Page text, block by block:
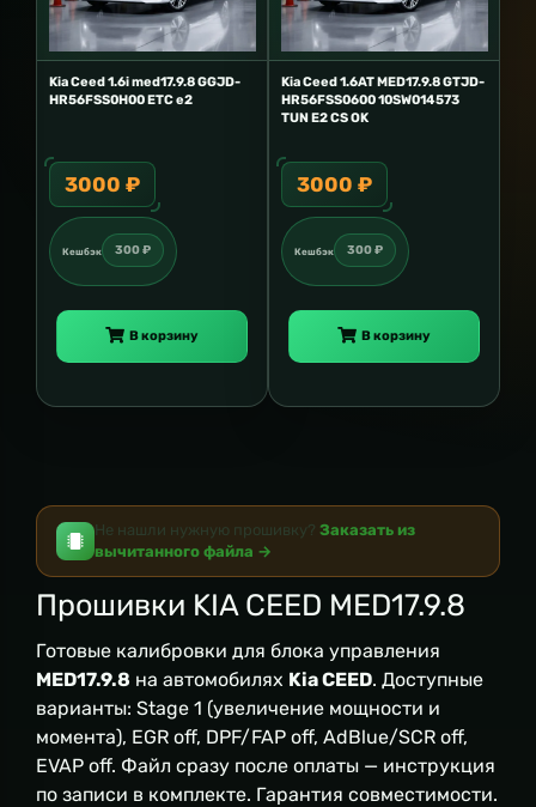
Kia Ceed 1.6i med17.9.8 GGJD-
HR56FSS0H00 ETC e2
3000 ₽
Кешбэк 300 ₽
В корзину
Kia Ceed 1.6AT MED17.9.8 GTJD-
HR56FSS0600 10SW014573
TUN E2 CS OK
3000 ₽
Кешбэк 300 ₽
В корзину
Не нашли нужную прошивку? Заказать из
вычитанного файла →
Прошивки KIA CEED MED17.9.8
Готовые калибровки для блока управления
MED17.9.8 на автомобилях Kia CEED. Доступные
варианты: Stage 1 (увеличение мощности и
момента), EGR off, DPF/FAP off, AdBlue/SCR off,
EVAP off. Файл сразу после оплаты — инструкция
по записи в комплекте. Гарантия совместимости.